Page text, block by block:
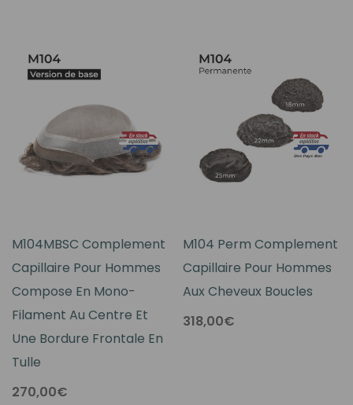
M104MBSC Complement
Capillaire Pour Hommes
Compose En Mono-
Filament Au Centre Et
Une Bordure Frontale En
Tulle
270,00€
M104 Perm Complement
Capillaire Pour Hommes
Aux Cheveux Boucles
318,00€